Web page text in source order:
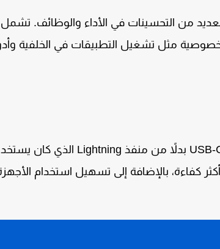
من التحسينات في الأداء والوظائف. تشمل
مثل تشغيل التطبيقات في الخلفية
بدلاً من منفذ Lightning الذي كان
كفاءة، بالإضافة إلى تسهيل استخدام